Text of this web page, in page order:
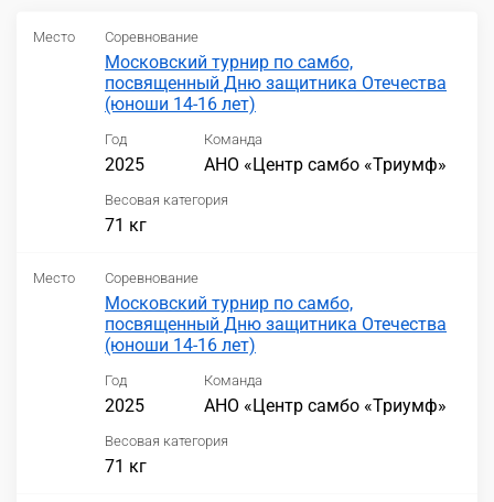
Место Соревнование
Московский турнир по самбо,
посвященный Дню защитника Отечества
(юноши 14-16 лет)
Год
2025
Команда
АНО «Центр самбо «Триумф»
Весовая категория
71 кг
Место Соревнование
Московский турнир по самбо,
посвященный Дню защитника Отечества
(юноши 14-16 лет)
Год
2025
Команда
АНО «Центр самбо «Триумф»
Весовая категория
71 кг